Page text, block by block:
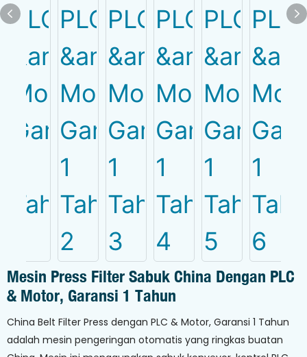
Mesin Press Filter Sabuk China Dengan PLC
& Motor, Garansi 1 Tahun
China Belt Filter Press dengan PLC & Motor, Garansi 1 Tahun
adalah mesin pengeringan otomatis yang ringkas buatan